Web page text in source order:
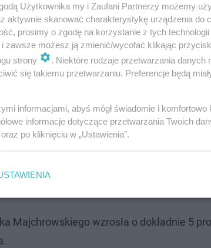
jest tylko protezą, bo ona nie rozwiązuje
Mamy Radnych, którzy zarabiają w
co jest absurdalną sytuacją. Tego po
jakimś stopniu słusznie jeśli spojrzymy na
w kraju - mówi.
Majchrowskiego wzrosła o dokładnie 5
Użytkownika my i Zaufani Partnerzy możemy
aktywnie skanować charakterystykę urządzenia do
prosimy o zgodę na korzystanie z tych technologii
i zawsze możesz ją zmienić/wycofać klikając
strony
. Niektóre rodzaje przetwarzania danych
się takiemu przetwarzaniu. Preferencje będą
informacjami, abyś mógł świadomie i
informacje dotyczące przetwarzania Twoich
oraz po kliknięciu w „Ustawienia”.